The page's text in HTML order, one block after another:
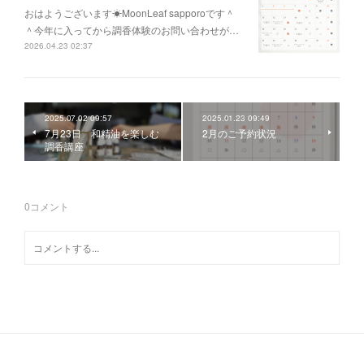
おはようございます☀MoonLeaf sapporoです＾
＾今年に入ってから調香体験のお問い合わせが…
2026.04.23 02:37
2025.07.02 09:57
7月23日 和精油を楽しむ
調香講座
2025.01.23 09:49
2月のご予約状況
0コメント